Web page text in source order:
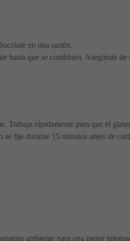
en una sartén.
hasta que se combinen. Asegúrate de
rápidamente para que el
se fije durante 15 minutos antes de
ambiente para una mejor